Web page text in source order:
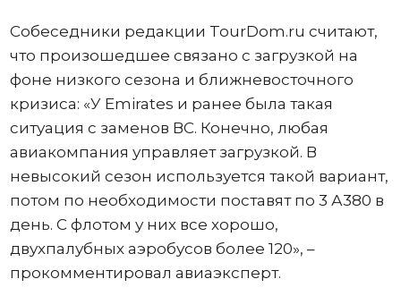
Собеседники редакции TourDom.ru считают,
что произошедшее связано с загрузкой на
фоне низкого сезона и ближневосточного
кризиса: «У Emirates и ранее была такая
ситуация с заменов ВС. Конечно, любая
авиакомпания управляет загрузкой. В
невысокий сезон используется такой вариант,
потом по необходимости поставят по 3 А380 в
день. С флотом у них все хорошо,
двухпалубных аэробусов более 120», –
прокомментировал авиаэксперт.